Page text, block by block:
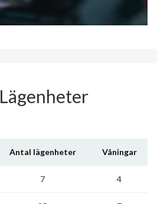
Lägenheter
Antal lägenheter Våningar
7 4